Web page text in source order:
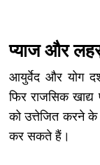
प्याज और
आयुर्वेद और योग
फिर राजसिक खाद्य
को उत्तेजित करने के
कर सकते हैं।